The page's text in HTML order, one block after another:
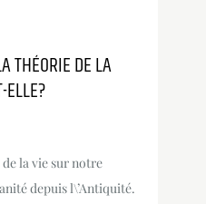
THÉORIE DE LA
ELLE?
la vie sur notre
depuis l\’Antiquité.